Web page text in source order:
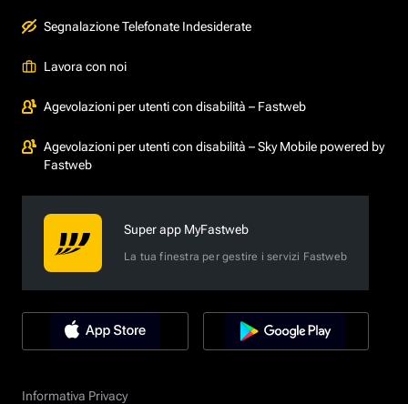
Segnalazione Telefonate Indesiderate
Lavora con noi
Agevolazioni per utenti con disabilità – Fastweb
Agevolazioni per utenti con disabilità – Sky Mobile powered by
Fastweb
Super app MyFastweb
La tua finestra per gestire i servizi Fastweb
Informativa Privacy